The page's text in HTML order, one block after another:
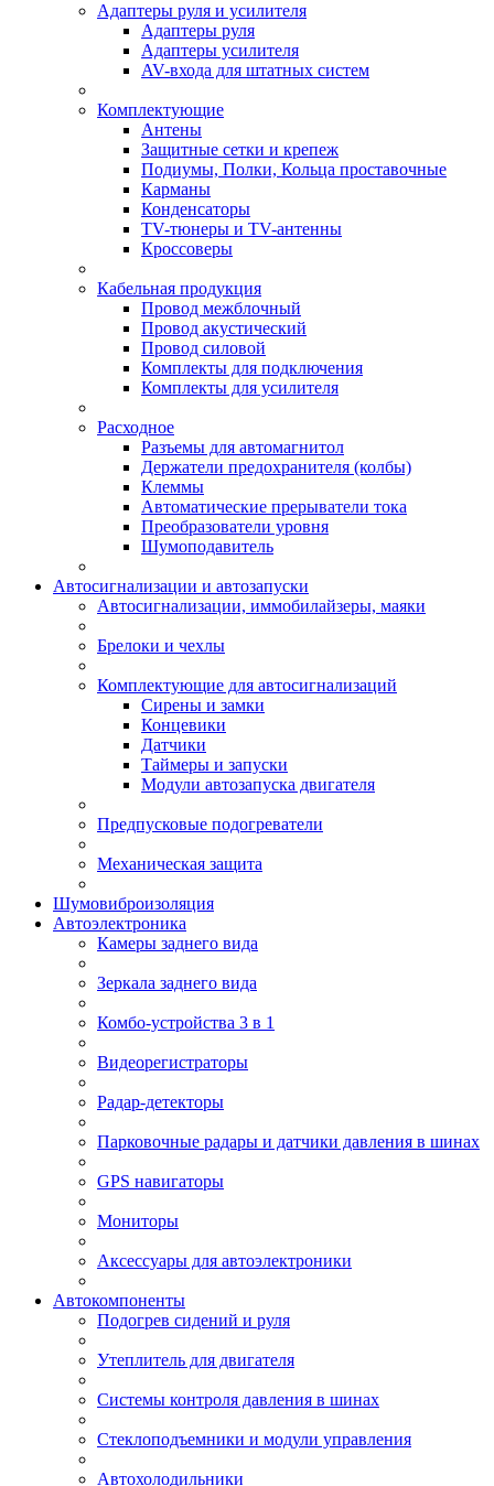
Адаптеры руля и усилителя
Адаптеры руля
Адаптеры усилителя
AV-входа для штатных систем
Комплектующие
Антены
Защитные сетки и крепеж
Подиумы, Полки, Кольца проставочные
Карманы
Конденсаторы
TV-тюнеры и TV-антенны
Кроссоверы
Кабельная продукция
Провод межблочный
Провод акустический
Провод силовой
Комплекты для подключения
Комплекты для усилителя
Расходное
Разъемы для автомагнитол
Держатели предохранителя (колбы)
Клеммы
Автоматические прерыватели тока
Преобразователи уровня
Шумоподавитель
Автосигнализации и автозапуски
Автосигнализации, иммобилайзеры, маяки
Брелоки и чехлы
Комплектующие для автосигнализаций
Сирены и замки
Концевики
Датчики
Таймеры и запуски
Модули автозапуска двигателя
Предпусковые подогреватели
Механическая защита
Шумовиброизоляция
Автоэлектроника
Камеры заднего вида
Зеркала заднего вида
Комбо-устройства 3 в 1
Видеорегистраторы
Радар-детекторы
Парковочные радары и датчики давления в шинах
GPS навигаторы
Мониторы
Аксессуары для автоэлектроники
Автокомпоненты
Подогрев сидений и руля
Утеплитель для двигателя
Системы контроля давления в шинах
Стеклоподъемники и модули управления
Автохолодильники